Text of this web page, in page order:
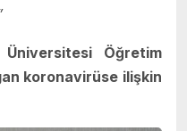
Üniversitesi Öğretim
koronavirüse ilişkin